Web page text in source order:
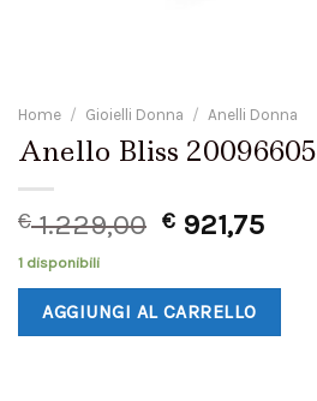
Home / Gioielli Donna / Anelli Donna
Anello Bliss 20096605
€1.229,00 € 921,75
1 disponibili
AGGIUNGI AL CARRELLO